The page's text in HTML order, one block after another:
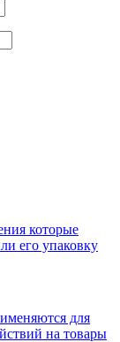
которые
его упаковку
для
на товары